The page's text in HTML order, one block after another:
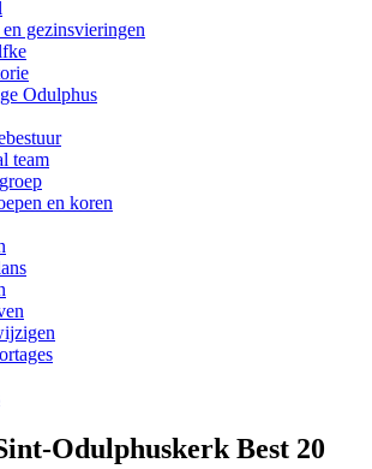
gezinsvieringen
Odulphus
team
en koren
Odulphuskerk Best 20